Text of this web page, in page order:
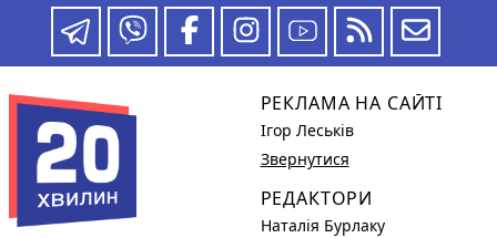
РЕКЛАМА НА САЙТІ
Ігор Леськів
Звернутися
РЕДАКТОРИ
Наталія Бурлаку